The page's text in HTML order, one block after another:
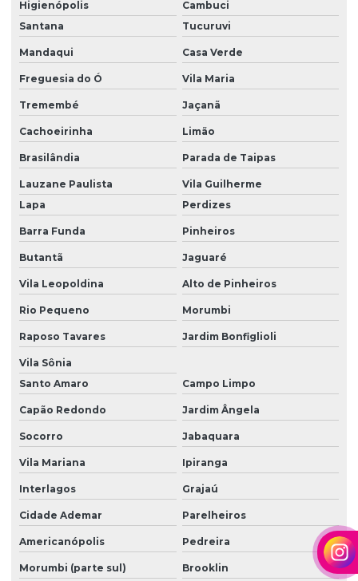
Empresa de demolição em sp
Empresa de nivelamento
Empresa que faz terraplanagem
Empresa de terraplanagem
Empresa de terraplanagem são paulo
Empresa de terraplanagem sp
Empresa de terraplenagem em são paulo
Empresa de transporte de terra
Empresas de perfuração e desmonte de rochas
Empresas de terraplanagem e pavimentação
Equipamentos de terraplenagem
Escavação e aterro
Escavação construção civil
Escavação terraplenagem
Escavação de terreno
Espalhamento e nivelamento de terras
Higienópolis
Cambuci
Santana
Tucuruvi
Mandaqui Casa Verde
Freguesia do Ó Vila Maria
Tremembé Jaçanã
Cachoeirinha Limão
Brasilândia Parada de Taipas
Lauzane Paulista
Vila Guilherme
Lapa
Perdizes
Barra Funda Pinheiros
Butantã Jaguaré
Vila Leopoldina Alto de Pinheiros
Rio Pequeno Morumbi
Raposo Tavares Jardim Bonfiglioli
Vila Sônia
Santo Amaro
Campo Limpo
Capão Redondo Jardim Ângela
Socorro Jabaquara
Vila Mariana Ipiranga
Interlagos Grajaú
Cidade Ademar Parelheiros
Americanópolis Pedreira
Morumbi (parte sul)
Brooklin